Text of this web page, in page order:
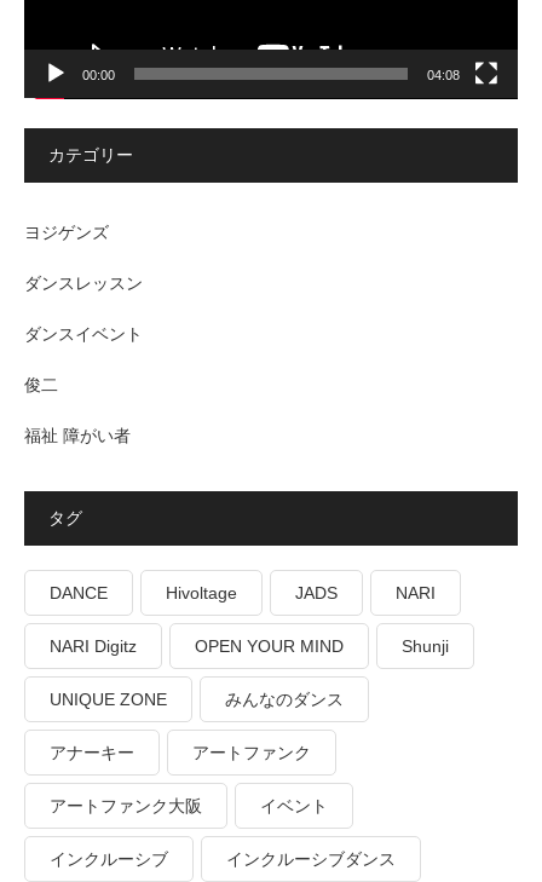
00:00 04:08
カテゴリー
ヨジゲンズ
ダンスレッスン
ダンスイベント
俊二
福祉 障がい者
タグ
DANCE Hivoltage JADS NARI
NARI Digitz OPEN YOUR MIND Shunji
UNIQUE ZONE みんなのダンス
アナーキー アートファンク
アートファンク大阪 イベント
インクルーシブ インクルーシブダンス